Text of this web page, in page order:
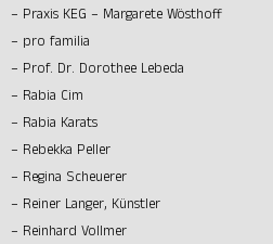
– Praxis KEG – Margarete Wösthoff
– pro familia
– Prof. Dr. Dorothee Lebeda
– Rabia Cim
– Rabia Karats
– Rebekka Peller
– Regina Scheuerer
– Reiner Langer, Künstler
– Reinhard Vollmer